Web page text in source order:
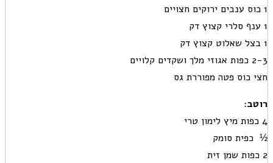
1 כוס ענבים ירוקים חצויים
1 ענף סלרי קצוץ דק
1 בצל שאלוט קצוץ דק
2-3 כפות אגוזי מלך ושקדים קלויים
חצי כוס פטה מפוררת גס
רוטב:
4 כפות מיץ לימון טרי
½ כפית סומק
2 כפות שמן זית